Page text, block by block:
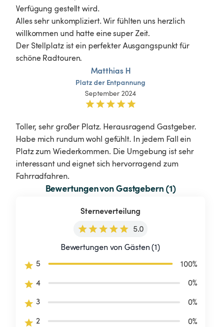
Verfügung gestellt wird.
Alles sehr unkompliziert. Wir fühlten uns herzlich
willkommen und hatte eine super Zeit.
Der Stellplatz ist ein perfekter Ausgangspunkt für
Matthias H
Platzder Entpannung
September 2024
Toller, sehr großer Platz. Herausragend Gastgeber.
Habe mich rundum wohl gefühlt. In jedem Fall ein
Platz zum Wiederkommen. Die Umgebung ist sehr
interessant und eignet sich hervorragend zum
Fahrradfahren.
Bewertungen von Gastgebern (1)
Sterneverteilung
5.0
Bewertungen von Gästen (1)
5
100%
4
0%
3
0%
2
0%